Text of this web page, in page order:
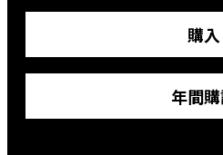
購入
年間